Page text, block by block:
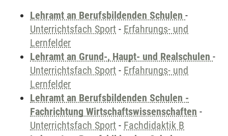
Lehramt an Berufsbildenden Schulen -
Unterrichtsfach Sport - Erfahrungs- und
Lernfelder
Lehramt an Grund-, Haupt- und Realschulen -
Unterrichtsfach Sport - Erfahrungs- und
Lernfelder
Lehramt an Berufsbildenden Schulen -
Fachrichtung Wirtschaftswissenschaften -
Unterrichtsfach Sport - Fachdidaktik B